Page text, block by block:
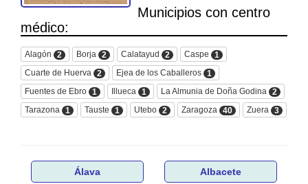
Municipios con centro
médico:
Alagón 2 Borja 2 Calatayud 2 Caspe
1
Cuarte de Huerva
2 Ejea de los Caballeros 1
Fuentes de Ebro 1 Illueca 1 La Almunia de Doña Godina
2
Tarazona
1 Tauste 1 Utebo 2 Zaragoza 40 Zuera 3
Álava Albacete